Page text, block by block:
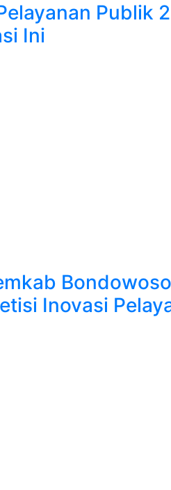
Publik
Ini
Inovasi